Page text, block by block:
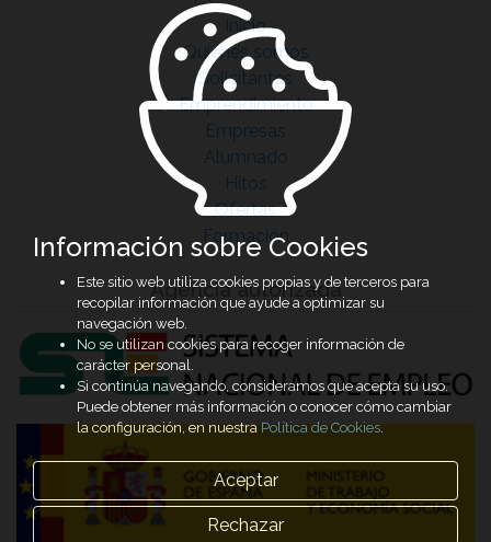
Inicio
Quiénes somos
Solicitantes
Emprendimiento
Empresas
Alumnado
Hitos
Ofertas
Formación
Agencia autorizada
Información sobre Cookies
Este sitio web utiliza cookies propias y de terceros para
recopilar información que ayude a optimizar su
navegación web.
No se utilizan cookies para recoger información de
carácter personal.
Si continúa navegando, consideramos que acepta su uso.
Puede obtener más información o conocer cómo cambiar
la configuración, en nuestraPolítica de Cookies.
Aceptar
Rechazar